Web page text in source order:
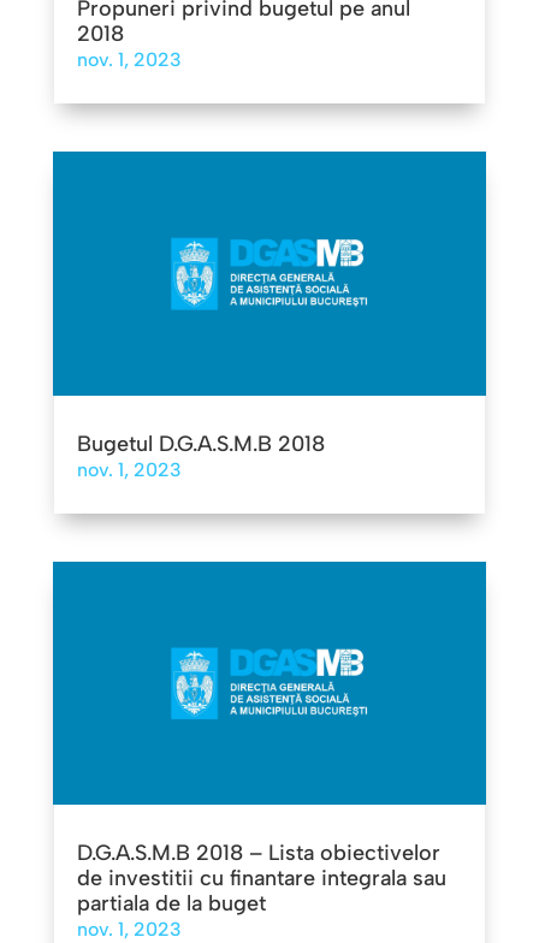
Propuneri privind bugetul pe anul
2018
nov. 1, 2023
Bugetul D.G.A.S.M.B 2018
nov. 1, 2023
D.G.A.S.M.B 2018 – Lista obiectivelor
de investitii cu finantare integrala sau
partiala de la buget
nov. 1, 2023